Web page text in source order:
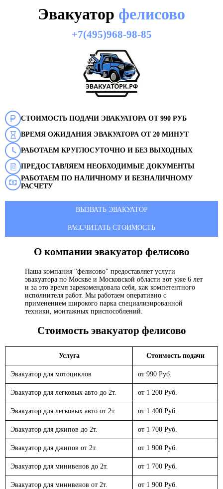
Эвакуатор фелисово
+7(495)968-98-85
СТОИМОСТЬ ПОДАЧИ ЭВАКУАТОРА ОТ 990 РУБ
ВРЕМЯ ОЖИДАНИЯ ЭВАКУАТОРА ОТ 20 МИНУТ
РАБОТАЕМ КРУГЛОСУТОЧНО И БЕЗ ВЫХОДНЫХ
ПРЕДОСТАВЛЯЕМ НЕОБХОДИМЫЕ ДОКУМЕНТЫ
РАБОТАЕМ ПО НАЛИЧНОМУ И БЕЗНАЛИЧНОМУ
РАСЧЕТУ
ВЫЗВАТЬ ЭВАКУАТОР
РАССЧИТАТЬ СТОИМОСТЬ
О компании эвакуатор фелисово
Наша компания "фелисово" предоставляет услуги
эвакуатора по Москве и Московской области вот уже 6 лет
и за это время зарекомендовала себя, как компетентного
исполнителя работ. Мы работаем оперативно с
применением широкого парка специализированной
техники, монтажных приспособлений.
Стоимость эвакуатор фелисово
Услуга Стоимость подачи
Эвакуатор для мотоциклов от 990 Руб.
Эвакуатор для легковых авто до 2т. от 1 200 Руб.
Эвакуатор для легковых авто от 2т. от 1 400 Руб.
Эвакуатор для джипов до 2т. от 1 700 Руб.
Эвакуатор для джипов от 2т. от 1 900 Руб.
Эвакуатор для минивенов до 2т. от 1 700 Руб.
Эвакуатор для минивенов от 2т. от 1 900 Руб.